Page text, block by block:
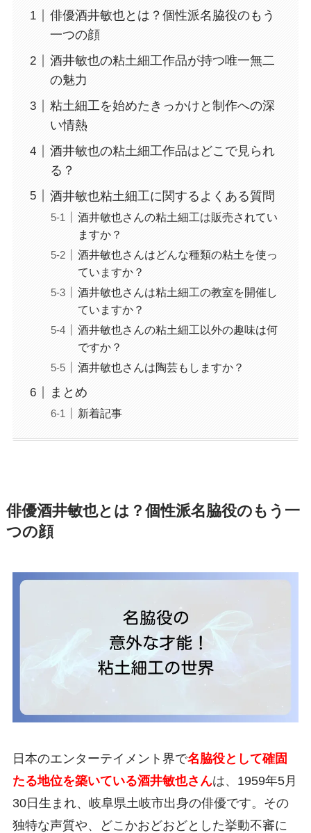
俳優酒井敏也とは？個性派名脇役のもう
一つの顔
酒井敏也の粘土細工作品が持つ唯一無二
の魅力
粘土細工を始めたきっかけと制作への深
い情熱
酒井敏也の粘土細工作品はどこで見られ
る？
酒井敏也粘土細工に関するよくある質問
酒井敏也さんの粘土細工は販売されてい
ますか？
酒井敏也さんはどんな種類の粘土を使っ
ていますか？
酒井敏也さんは粘土細工の教室を開催し
ていますか？
酒井敏也さんの粘土細工以外の趣味は何
ですか？
酒井敏也さんは陶芸もしますか？
まとめ
新着記事
俳優酒井敏也とは？個性派名脇役のもう一
つの顔
日本のエンターテイメント界で名脇役として確固
たる地位を築いている酒井敏也さんは、1959年5月
30日生まれ、岐阜県土岐市出身の俳優です。その
独特な声質や、どこかおどおどとした挙動不審に